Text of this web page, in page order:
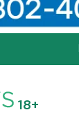
18+